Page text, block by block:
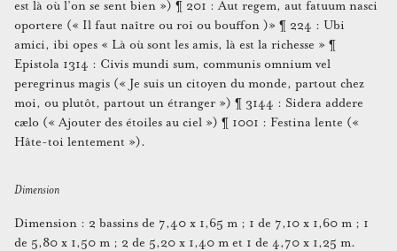
est là où l’on se sent bien ») ¶ 201 : Aut regem, aut fatuum nasci
oportere (« Il faut naître ou roi ou bouffon )» ¶ 224 : Ubi
amici, ibi opes « Là où sont les amis, là est la richesse » ¶
Epistola 1314 : Civis mundi sum, communis omnium vel
peregrinus magis (« Je suis un citoyen du monde, partout chez
moi, ou plutôt, partout un étranger ») ¶ 3144 : Sidera addere
cælo (« Ajouter des étoiles au ciel ») ¶ 1001 : Festina lente («
Hâte-toi lentement »).
Dimension
Dimension : 2 bassins de 7,40 x 1,65 m ; 1 de 7,10 x 1,60 m ; 1
de 5,80 x 1,50 m ; 2 de 5,20 x 1,40 m et 1 de 4,70 x 1,25 m.